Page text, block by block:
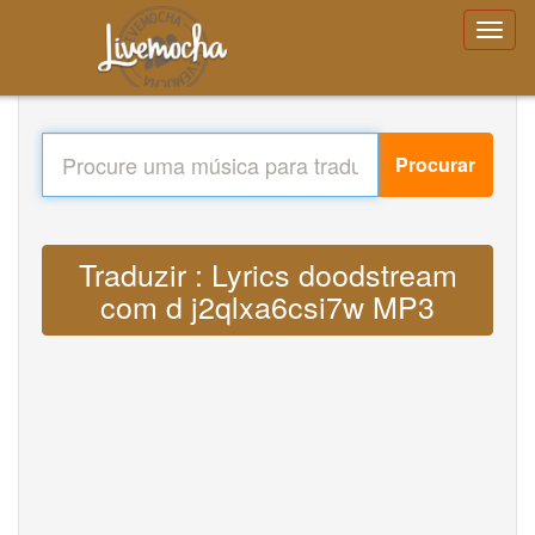
Procurar
Traduzir : Lyrics doodstream
com d j2qlxa6csi7w MP3